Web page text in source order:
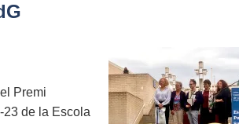
Premi
23 de la Escola